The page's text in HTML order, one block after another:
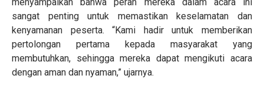
sangat penting untuk memastikan keselamatan dan
kenyamanan peserta. “Kami hadir untuk memberikan
pertolongan pertama kepada masyarakat yang
membutuhkan, sehingga mereka dapat mengikuti acara
dengan aman dan nyaman,” ujarnya.